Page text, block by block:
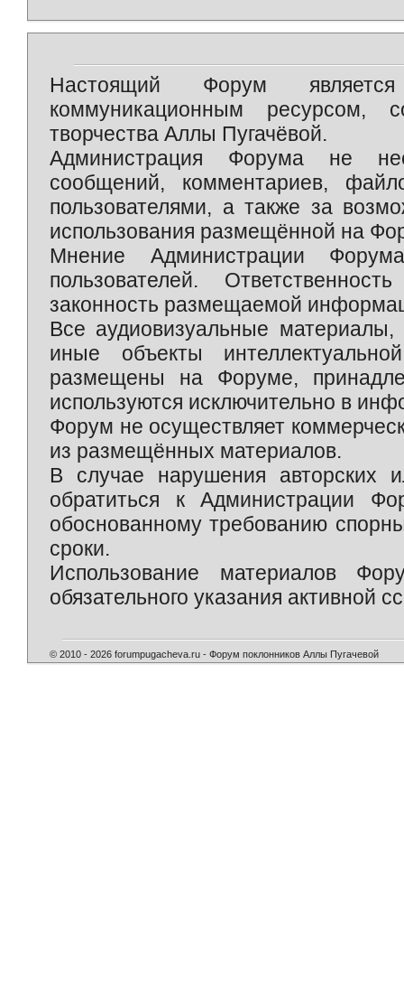
Настоящий Форум является
коммуникационным ресурсом,
творчества Аллы Пугачёвой.
Администрация Форума не
сообщений, комментариев,
пользователями, а также за
использования размещённой на
Мнение Администрации
пользователей.
законность размещаемой
Все аудиовизуальные
иные объекты
размещены на Форуме,
используются исключительно в
Форум не осуществляет
из размещённых материалов.
В случае нарушения авторских
обратиться к Администрации
обоснованному требованию
сроки.
Использование материалов
обязательного указания активной
© 2010 - 2026 forumpugacheva.ru - Форум поклонников Аллы Пугачевой